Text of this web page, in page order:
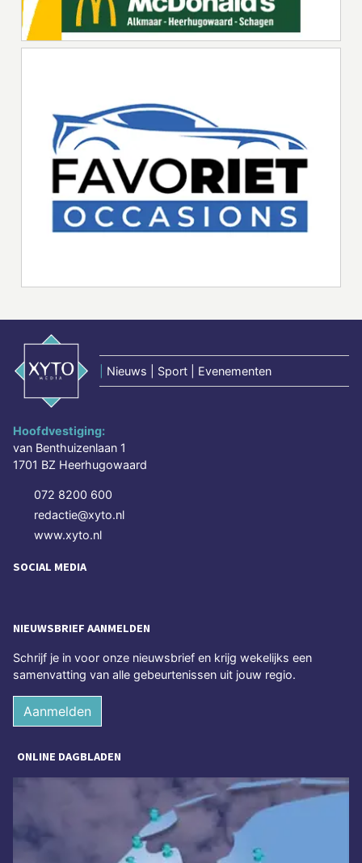
Nieuws | Sport | Evenementen
Hoofdvestiging:
van Benthuizenlaan 1
1701 BZ Heerhugowaard
072 8200 600
redactie@xyto.nl
www.xyto.nl
SOCIAL MEDIA
NIEUWSBRIEF AANMELDEN
Schrijf je in voor onze nieuwsbrief en krijg wekelijks een
samenvatting van alle gebeurtenissen uit jouw regio.
Aanmelden
ONLINE DAGBLADEN